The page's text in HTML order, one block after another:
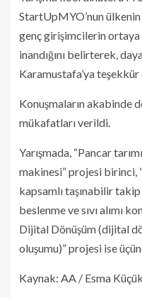
StartUpMYO’nun ülkenin
genç girişimcilerin ortaya
inandığını belirterek,
Karamustafa’ya
Konuşmaların akabinde
mükafatları verildi.
Yarışmada, “Pancar
makinesi” projesi birinci,
kapsamlı taşınabilir
beslenme ve sıvı alımı
Dijital Dönüşüm (dijital
oluşumu)” projesi ise
Kaynak: AA / Esma